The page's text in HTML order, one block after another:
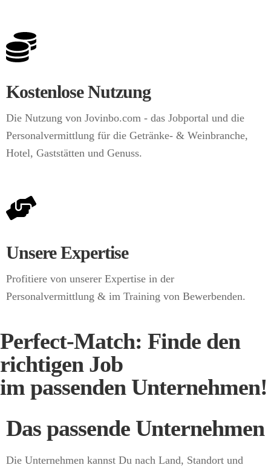
Kostenlose Nutzung
Die Nutzung von Jovinbo.com - das Jobportal und die
Personal­ver­mittlung für die Getränke- & Wein­branche,
Hotel, Gaststätten und Genuss.
Unsere Expertise
Profitiere von unserer Expertise in der
Personalvermittlung & im Training von Bewerbenden.
Perfect-Match: Finde den
richtigen Job
im passenden Unternehmen!
Das passende Unternehmen
Die Unternehmen kannst Du nach Land, Standort und